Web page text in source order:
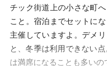
チック街道上の小さな町
こと。宿泊までセットに
主催していますよ。デメ
と、冬季は利用できない
は満席になることも多いの